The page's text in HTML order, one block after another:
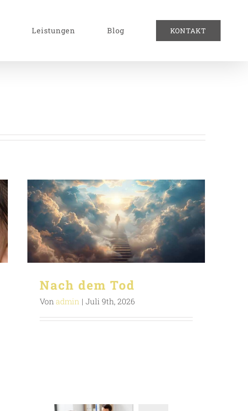
Leistungen Blog KONTAKT
Nach dem Tod
Von admin | Juli 9th, 2026